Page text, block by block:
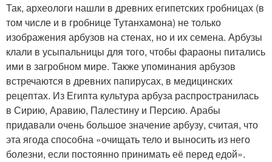
Так, археологи нашли в древних египетских гробницах (в
том числе и в гробнице Тутанхамона) не только
изображения арбузов на стенах, но и их семена. Арбузы
клали в усыпальницы для того, чтобы фараоны питались
ими в загробном мире. Также упоминания арбузов
встречаются в древних папирусах, в медицинских
рецептах. Из Египта культура арбуза распространилась
в Сирию, Аравию, Палестину и Персию. Арабы
придавали очень большое значение арбузу, считая, что
эта ягода способна «очищать тело и выносить из него
болезни, если постоянно принимать её перед едой».